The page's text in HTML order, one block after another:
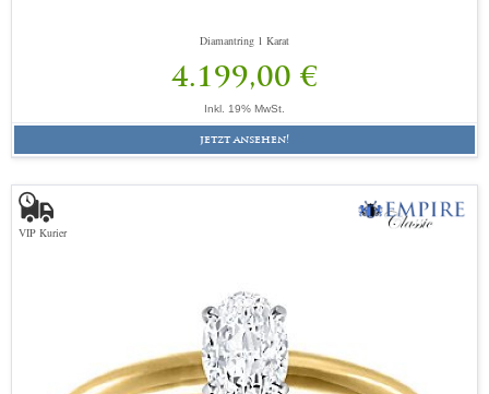
Diamantring 1 Karat
4.199,00 €
Inkl. 19% MwSt.
jetzt ansehen!
VIP Kurier